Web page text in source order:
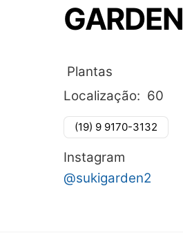
GARDEN
Plantas
Localização: 60
(19) 9 9170-3132
Instagram
@sukigarden2